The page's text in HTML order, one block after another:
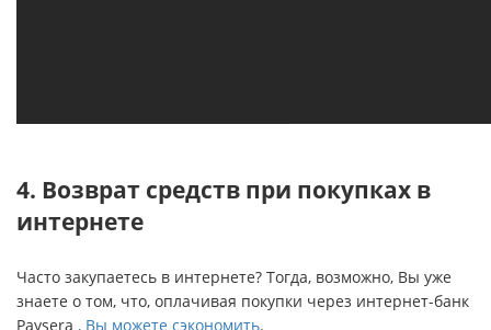
4. Возврат средств при покупках в
интернете
Часто закупаетесь в интернете? Тогда, возможно, Вы уже
знаете о том, что, оплачивая покупки через интернет-банк
Paysera , Вы можете сэкономить.